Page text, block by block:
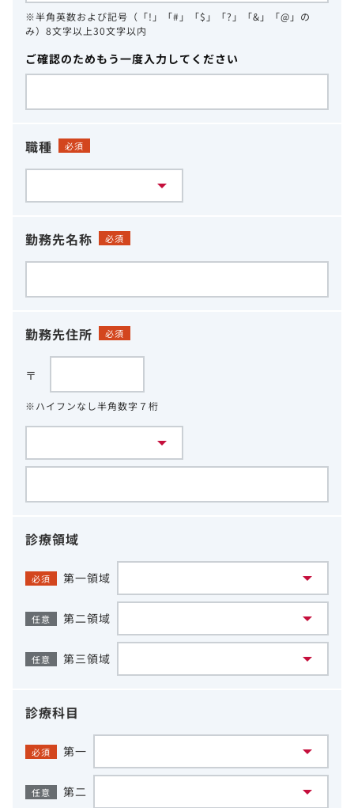
※半角英数および記号（「!」「#」「$」「?」「&」「@」の
み）8文字以上30文字以内
ご確認のためもう一度入力してください
職種 必須
勤務先名称 必須
勤務先住所 必須
〒
※ハイフンなし半角数字７桁
診療領域
必須 第一領域
任意 第二領域
任意 第三領域
診療科目
必須 第一
任意 第二